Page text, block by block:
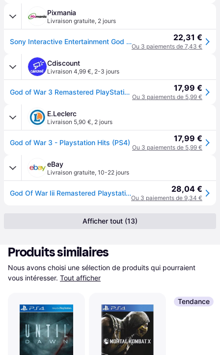
Pixmania
Livraison gratuite, 2 jours
Sony Interactive Entertainment God of War III Remastered - PLAYSTATION HITS - Neuf 22,31 €
Ou 3 paiements de 7,43 €
Cdiscount
Livraison 4,99 €, 2-3 jours
God of War 3 Remastered PlayStation Hits Jeu PS4 17,99 €
Ou 3 paiements de 5,99 €
E.Leclerc
Livraison 5,90 €, 2 jours
God of War 3 - Playstation Hits (PS4) 17,99 €
Ou 3 paiements de 5,99 €
eBay
Livraison gratuite, 10-22 jours
God Of War Iii Remastered Playstation Hits Ps4 - Playstatio (sony Playstation 4) 28,04 €
Ou 3 paiements de 9,34 €
Afficher tout (13)
Produits similaires
Nous avons choisi une sélection de produits qui pourraient
vous intéresser. Tout afficher
Tendance